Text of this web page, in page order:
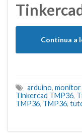
Continua a
arduino, monitor
Tinkercad TMP36,
TMP36, TMP36,